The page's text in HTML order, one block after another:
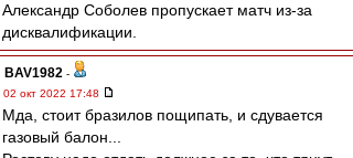
Александр Соболев пропускает матч из-за
дисквалификации.
BAV1982 -
02 окт 2022 17:48
Мда, стоит бразилов пощипать, и сдувается
газовый балон...